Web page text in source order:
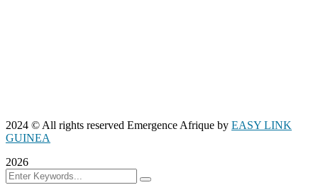
2024 © All rights reserved Emergence Afrique by EASY LINK
GUINEA
2026